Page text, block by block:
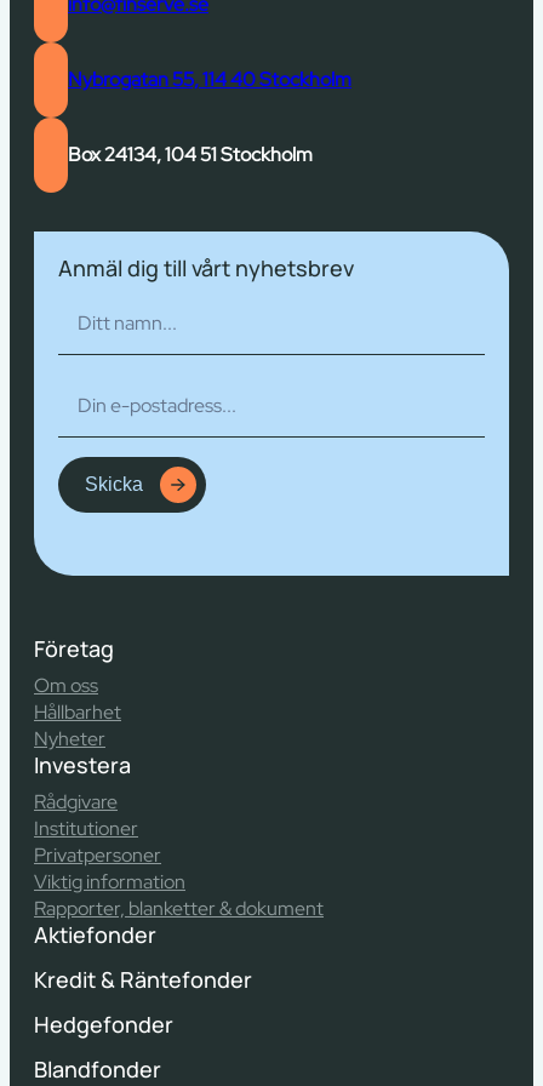
Nybrogatan 55, 114 40 Stockholm
Box 24134, 104 51 Stockholm
Anmäl dig till vårt nyhetsbrev
Skicka
Företag
Om oss
Hållbarhet
Nyheter
Investera
Rådgivare
Institutioner
Privatpersoner
Viktig information
Rapporter, blanketter & dokument
Aktiefonder
Kredit & Räntefonder
Hedgefonder
Blandfonder